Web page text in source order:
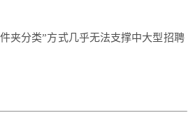
夹分类”方式几乎无法支撑中大型招聘